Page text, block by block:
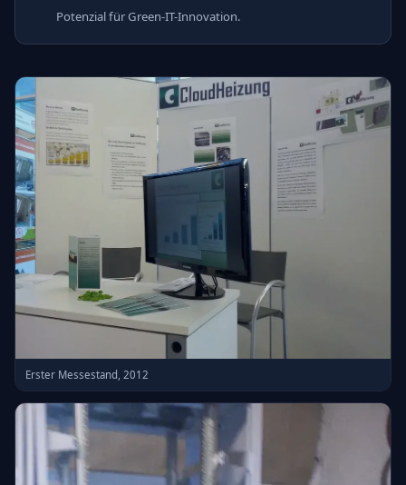
Potenzial für Green-IT-Innovation.
Erster Messestand, 2012